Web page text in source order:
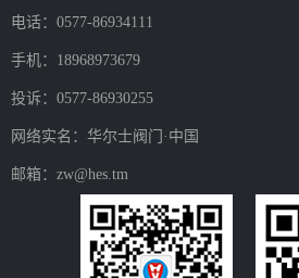
电话：0577-86934111
手机：18968973679
投诉：0577-86930255
网络实名：华尔士阀门·中国
邮箱：zw@hes.tm